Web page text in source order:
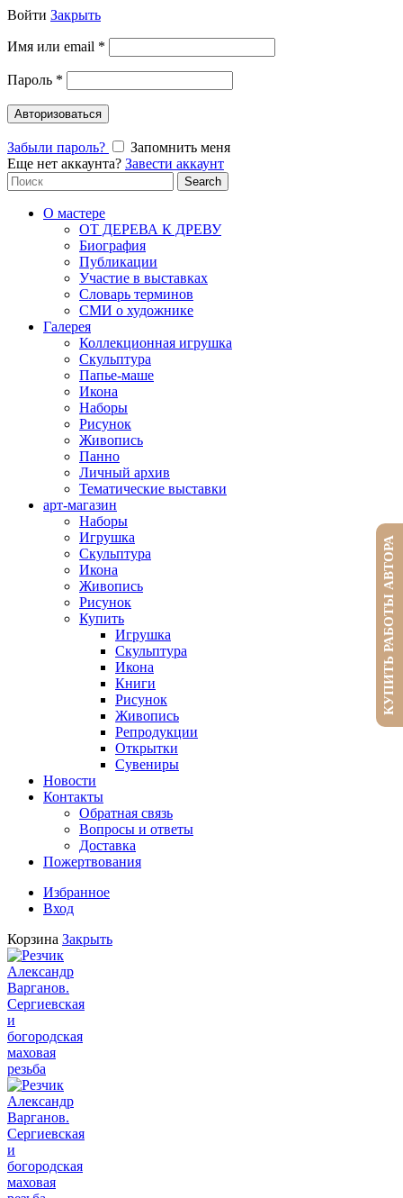
Войти Закрыть
Имя или email *
Пароль *
Авторизоваться
Забыли пароль?
Запомнить меня
Еще нет аккаунта? Завести аккаунт
Search
for:
Search
О мастере
ОТ ДЕРЕВА К ДРЕВУ
Биография
Публикации
Участие в выставках
Словарь терминов
СМИ о художнике
Галерея
Коллекционная игрушка
Скульптура
Папье-маше
Икона
Наборы
Рисунок
Живопись
Панно
Личный архив
Тематические выставки
арт-магазин
Наборы
Игрушка
Скульптура
Икона
Живопись
Рисунок
Купить
Игрушка
Скульптура
Икона
Книги
Рисунок
Живопись
Репродукции
Открытки
Сувениры
Новости
Контакты
Обратная связь
Вопросы и ответы
Доставка
Пожертвования
Избранное
Вход
Корзина Закрыть
КУПИТЬ РАБОТЫ АВТОРА